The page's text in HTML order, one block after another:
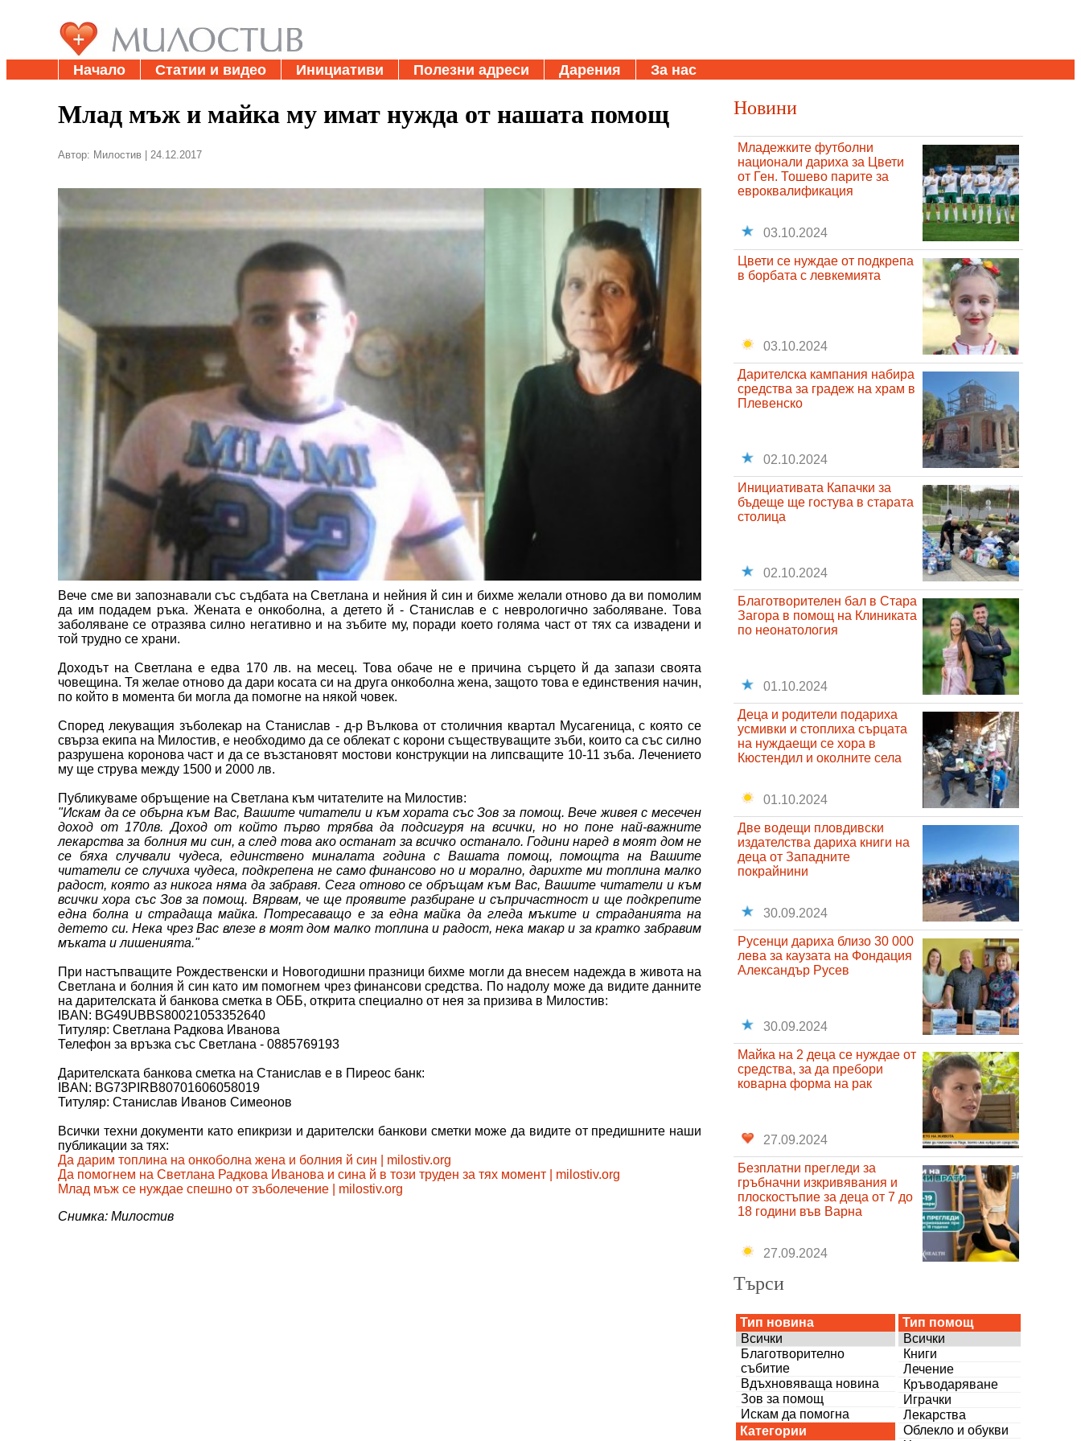
Начало Статии и видео Инициативи Полезни адреси Дарения За нас
Млад мъж и майка му имат нужда от нашата помощ
Автор: Милостив | 24.12.2017
Вече сме ви запознавали със съдбата на Светлана и нейния й син и бихме желали отново да ви помолим
да им подадем ръка. Жената е онкоболна, а детето й - Станислав е с неврологично заболяване. Това
заболяване се отразява силно негативно и на зъбите му, поради което голяма част от тях са извадени и
той трудно се храни.
Доходът на Светлана е едва 170 лв. на месец. Това обаче не е причина сърцето й да запази своята
човещина. Тя желае отново да дари косата си на друга онкоболна жена, защото това е единствения начин,
по който в момента би могла да помогне на някой човек.
Според лекуващия зъболекар на Станислав - д-р Вълкова от столичния квартал Мусагеница, с която се
свърза екипа на Милостив, е необходимо да се облекат с корони съществуващите зъби, които са със силно
разрушена коронова част и да се възстановят мостови конструкции на липсващите 10-11 зъба. Лечението
му ще струва между 1500 и 2000 лв.
Публикуваме обръщение на Светлана към читателите на Милостив:
"Искам да се обърна към Вас, Вашите читатели и към хората със Зов за помощ. Вече живея с месечен
доход от 170лв. Доход от който първо трябва да подсигуря на всички, но но поне най-важните
лекарства за болния ми син, а след това ако останат за всичко останало. Години наред в моят дом не
се бяха случвали чудеса, единствено миналата година с Вашата помощ, помощта на Вашите
читатели се случиха чудеса, подкрепена не само финансово но и морално, дарихте ми топлина малко
радост, която аз никога няма да забравя. Сега отново се обръщам към Вас, Вашите читатели и към
всички хора със Зов за помощ. Вярвам, че ще проявите разбиране и съпричастност и ще подкрепите
една болна и страдаща майка. Потресаващо е за една майка да гледа мъките и страданията на
детето си. Нека чрез Вас влезе в моят дом малко топлина и радост, нека макар и за кратко забравим
мъката и лишенията."
При настъпващите Рождественски и Новогодишни празници бихме могли да внесем надежда в живота на
Светлана и болния й син като им помогнем чрез финансови средства. По надолу може да видите данните
на дарителската й банкова сметка в ОББ, открита специално от нея за призива в Милостив:
IBAN: BG49UBBS80021053352640
Титуляр: Светлана Радкова Иванова
Телефон за връзка със Светлана - 0885769193
Дарителската банкова сметка на Станислав е в Пиреос банк:
IBAN: BG73PIRB80701606058019
Титуляр: Станислав Иванов Симеонов
Всички техни документи като епикризи и дарителски банкови сметки може да видите от предишните наши
публикации за тях:
Да дарим топлина на онкоболна жена и болния й син | milostiv.org
Да помогнем на Светлана Радкова Иванова и сина й в този труден за тях момент | milostiv.org
Млад мъж се нуждае спешно от зъболечение | milostiv.org
Снимка: Милостив
Новини
Младежките футболни
национали дариха за Цвети
от Ген. Тошево парите за
евроквалификация
03.10.2024
Цвети се нуждае от подкрепа
в борбата с левкемията
03.10.2024
Дарителска кампания набира
средства за градеж на храм в
Плевенско
02.10.2024
Инициативата Капачки за
бъдеще ще гостува в старата
столица
02.10.2024
Благотворителен бал в Стара
Загора в помощ на Клиниката
по неонатология
01.10.2024
Деца и родители подариха
усмивки и стоплиха сърцата
на нуждаещи се хора в
Кюстендил и околните села
01.10.2024
Две водещи пловдивски
издателства дариха книги на
деца от Западните
покрайнини
30.09.2024
Русенци дариха близо 30 000
лева за каузата на Фондация
Александър Русев
30.09.2024
Майка на 2 деца се нуждае от
средства, за да пребори
коварна форма на рак
27.09.2024
Безплатни прегледи за
гръбначни изкривявания и
плоскостъпие за деца от 7 до
18 години във Варна
27.09.2024
Търси
Тип новина
Всички
Благотворително
събитие
Вдъхновяваща новина
Зов за помощ
Искам да помогна
Категории
Тип помощ
Всички
Книги
Лечение
Кръводаряване
Играчки
Лекарства
Облекло и обукви